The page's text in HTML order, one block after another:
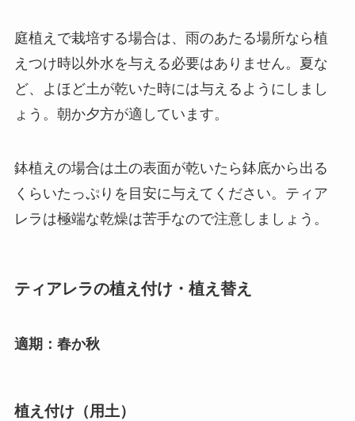
庭植えで栽培する場合は、雨のあたる場所なら植
えつけ時以外水を与える必要はありません。夏な
ど、よほど土が乾いた時には与えるようにしまし
ょう。朝か夕方が適しています。
鉢植えの場合は土の表面が乾いたら鉢底から出る
くらいたっぷりを目安に与えてください。ティア
レラは極端な乾燥は苦手なので注意しましょう。
ティアレラの植え付け・植え替え
適期：春か秋
植え付け（用土）